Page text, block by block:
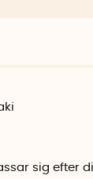
sig efter